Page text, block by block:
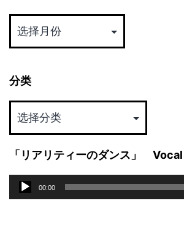
档
分类
「リアリティーのダンス」
音
频
00:00